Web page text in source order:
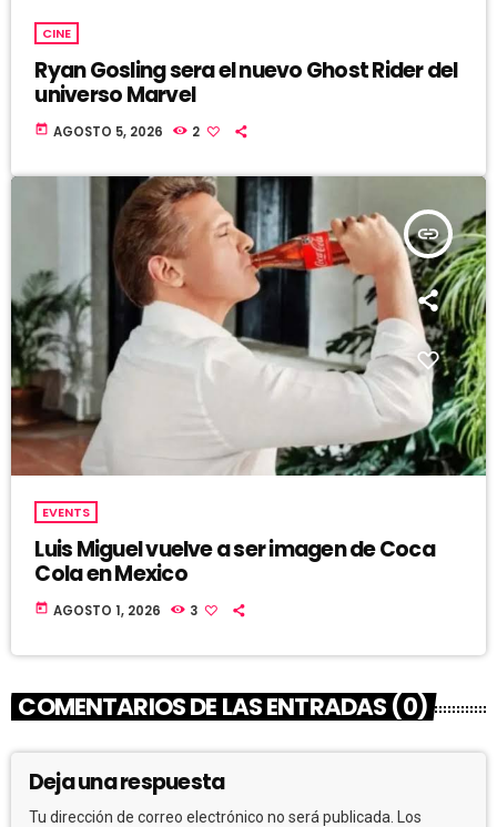
CINE
Ryan Gosling sera el nuevo Ghost Rider del
universo Marvel
today AGOSTO 5, 2026 2
insert_link
EVENTS
Luis Miguel vuelve a ser imagen de Coca
Cola en Mexico
today AGOSTO 1, 2026 3
COMENTARIOS DE LAS ENTRADAS (0)
Deja una respuesta
Tu dirección de correo electrónico no será publicada. Los